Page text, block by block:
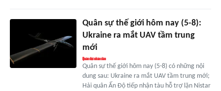
Quân sự thế giới hôm nay (5-8):
Ukraine ra mắt UAV tầm trung
mới
Quân sự thế giới hôm nay (5-8) có những nội
dung sau: Ukraine ra mắt UAV tầm trung mới;
Hải quân Ấn Độ tiếp nhận tàu hỗ trợ lặn Nistar